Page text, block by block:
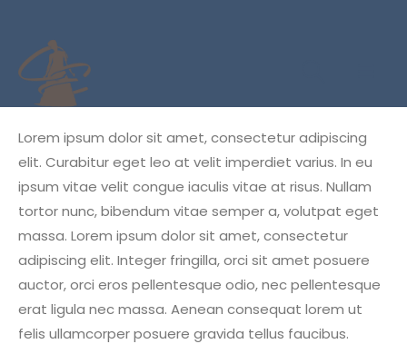
Lorem ipsum dolor sit amet, consectetur adipiscing
elit. Curabitur eget leo at velit imperdiet varius. In eu
ipsum vitae velit congue iaculis vitae at risus. Nullam
tortor nunc, bibendum vitae semper a, volutpat eget
massa. Lorem ipsum dolor sit amet, consectetur
adipiscing elit. Integer fringilla, orci sit amet posuere
auctor, orci eros pellentesque odio, nec pellentesque
erat ligula nec massa. Aenean consequat lorem ut
felis ullamcorper posuere gravida tellus faucibus.